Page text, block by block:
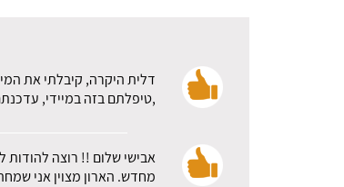
דלית היקרה, קיבלתי את
,טיפלתם בזה במיידי,
אבישי שלום !! רוצה להודות
מחדש. הארון מצוין אני